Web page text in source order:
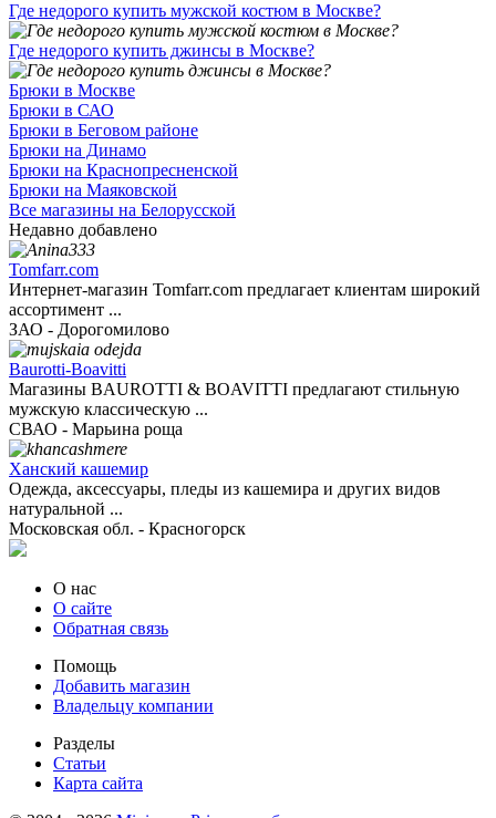
Где недорого купить мужской костюм в Москве?
Где недорого купить джинсы в Москве?
Брюки в Москве
Брюки в САО
Брюки в Беговом районе
Брюки на Динамо
Брюки на Краснопресненской
Брюки на Маяковской
Все магазины на Белорусской
Недавно добавлено
Tomfarr.com
Интернет-магазин Tomfarr.com предлагает клиентам широкий
ассортимент ...
ЗАО - Дорогомилово
Baurotti-Boavitti
Магазины BAUROTTI & BOAVITTI предлагают стильную
мужскую классическую ...
СВАО - Марьина роща
Ханский кашемир
Одежда, аксессуары, пледы из кашемира и других видов
натуральной ...
Московская обл. - Красногорск
О нас
О сайте
Обратная связь
Помощь
Добавить магазин
Владельцу компании
Разделы
Статьи
Карта сайта